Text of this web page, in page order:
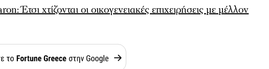
Έτσι χτίζονται οι οικογενειακές επιχειρήσεις με μέλλον